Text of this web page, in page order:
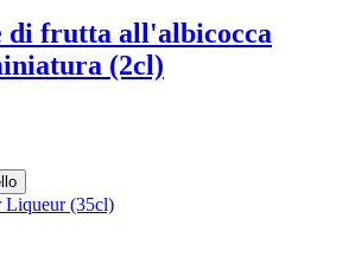
frutta all'albicocca
(2cl)